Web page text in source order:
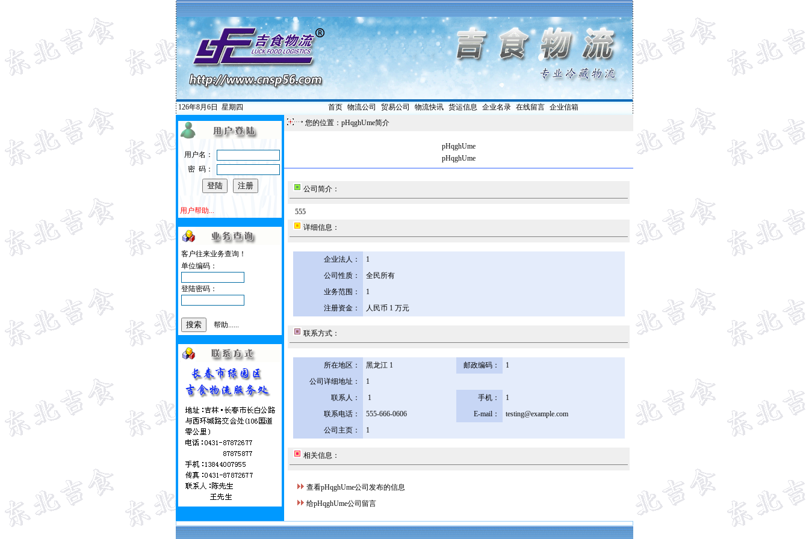
126年8月6日 星期四 首页| 物流公司 贸易公司 物流快讯| 货运信息 企业名录| 在线留言| 企业信箱
用户名：
密 码：
用户帮助...
客户往来业务查询！
单位编码：
登陆密码：
帮助......
您的位置：pHqghUme简介
pHqghUme
pHqghUme
公司简介：
555
详细信息：
企业法人：
1
公司性质：
全民所有
业务范围：
1
注册资金：
人民币 1 万元
联系方式：
所在地区： 黑龙江 1 邮政编码：
1
公司详细地址：
1
联系人：
1 手机：
1
联系电话：
555-666-0606 E-mail：
testing@example.com
公司主页：
1
相关信息：
查看pHqghUme公司发布的信息
给pHqghUme公司留言